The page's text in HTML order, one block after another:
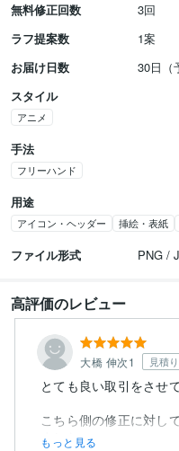
無料修正回数
3回
ラフ提案数
1案
お届け日数
30日（
スタイル
アニメ
手法
フリーハンド
用途
アイコン・ヘッダー 挿絵・表紙
ファイル形式 PNG /
高評価のレビュー
大橋 伸次1 見積
とても良い取引をさせ
こちら側の修正に対し
ました。
もっと見る